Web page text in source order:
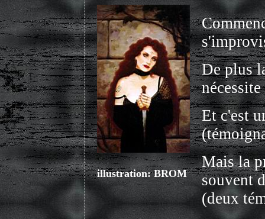
illustration: BROM
De plus
Et c'est
Mais la
souvent
(deux